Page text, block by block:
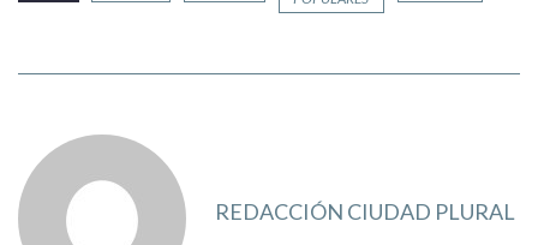
REDACCIÓN CIUDAD PLURAL